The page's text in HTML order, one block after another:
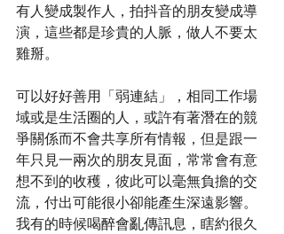
有人變成製作人，拍抖音的朋友變成導
演，這些都是珍貴的人脈，做人不要太
雞掰。
可以好好善用「弱連結」，相同工作場
域或是生活圈的人，或許有著潛在的競
爭關係而不會共享所有情報，但是跟一
年只見一兩次的朋友見面，常常會有意
想不到的收穫，彼此可以毫無負擔的交
流，付出可能很小卻能產生深遠影響。
我有的時候喝醉會亂傳訊息，瞎約很久